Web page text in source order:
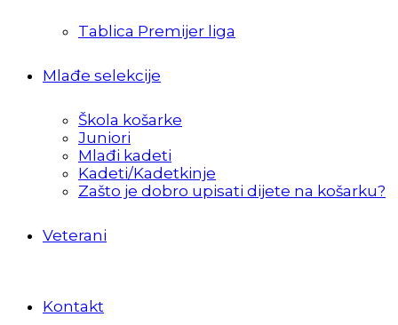
Tablica Premijer liga
Mlađe selekcije
Škola košarke
Juniori
Mlađi kadeti
Kadeti/Kadetkinje
Zašto je dobro upisati dijete na košarku?
Veterani
Kontakt